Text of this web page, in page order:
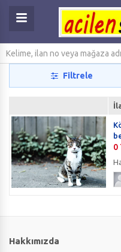
Filtrele
0
Hakkımızda